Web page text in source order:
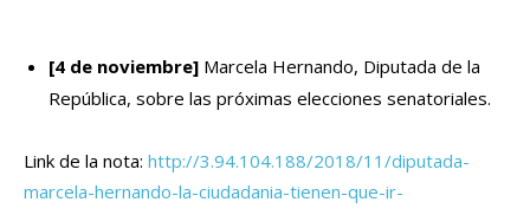
[4 de noviembre] Marcela Hernando, Diputada de la
República, sobre las próximas elecciones senatoriales.
Link de la nota: http://3.94.104.188/2018/11/diputada-
marcela-hernando-la-ciudadania-tienen-que-ir-